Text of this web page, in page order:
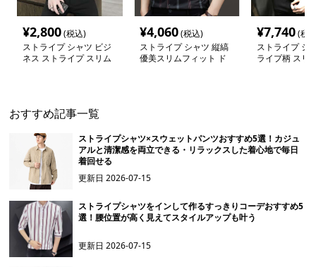
¥2,800(税込)
ストライプ シャツ ビジ
ネス ストライプ スリム
¥4,060(税込)
ストライプ シャツ 縦縞
優美スリムフィット ド
¥7,740(税
ストライプ シ
ライプ柄 スリ
おすすめ記事一覧
ストライプシャツ×スウェットパンツおすすめ5選！カジュ
アルと清潔感を両立できる・リラックスした着心地で毎日
着回せる
更新日2026-07-15
ストライプシャツをインして作るすっきりコーデおすすめ5
選！腰位置が高く見えてスタイルアップも叶う
更新日2026-07-15